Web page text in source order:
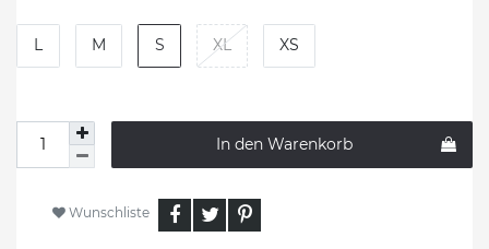
L M S XL XS
In den Warenkorb
Wunschliste